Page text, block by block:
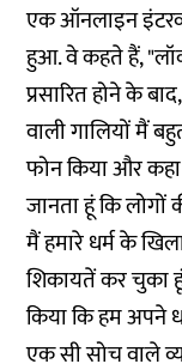
एक ऑनलाइन
हुआ. वे कहते हैं,
प्रसारित होने के
वाली गालियों मैं
फोन किया और
जानता हूं कि लोगों
मैं हमारे धर्म के
शिकायतें कर चुका
किया कि हम अपने
एक सी सोच वाले